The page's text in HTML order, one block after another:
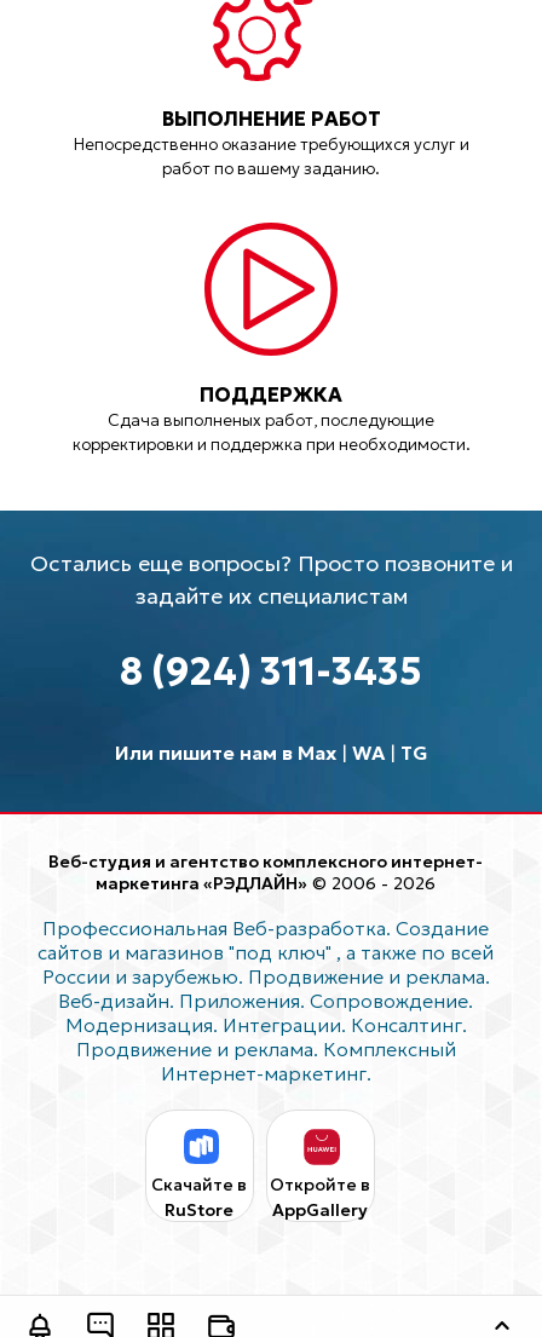
ВЫПОЛНЕНИЕ РАБОТ
Непосредственно оказание требующихся услуг и
работ по вашему заданию.
ПОДДЕРЖКА
Сдача выполненых работ, последующие
корректировки и поддержка при необходимости.
Остались еще вопросы? Просто позвоните и
задайте их специалистам
8 (924) 311-3435
Или пишите нам в Max| WA| TG
Веб-студия и агентство комплексного интернет-
маркетинга «РЭДЛАЙН» © 2006 - 2026
Профессиональная Веб-разработка. Создание
сайтов и магазинов "под ключ" , а также по всей
России и зарубежью. Продвижение и реклама.
Веб-дизайн. Приложения. Сопровождение.
Модернизация. Интеграции. Консалтинг.
Продвижение и реклама. Комплексный
Интернет-маркетинг.
Скачайте в
RuStore
Откройте в
AppGallery
Оставить заявку